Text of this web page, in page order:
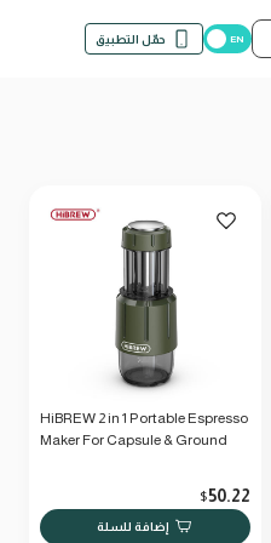
حمّل التطبيق
HiBREW 2 in 1 Portable Espresso
Maker For Capsule & Ground
50.22
$
إضافة للسلة